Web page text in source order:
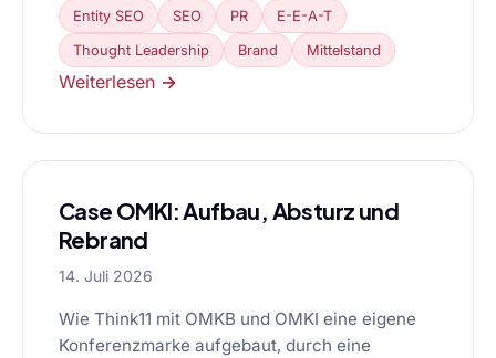
Entity SEO SEO PR E-E-A-T
Thought Leadership Brand Mittelstand
Weiterlesen →
Case OMKI: Aufbau, Absturz und
Rebrand
14. Juli 2026
Wie Think11 mit OMKB und OMKI eine eigene
Konferenzmarke aufgebaut, durch eine